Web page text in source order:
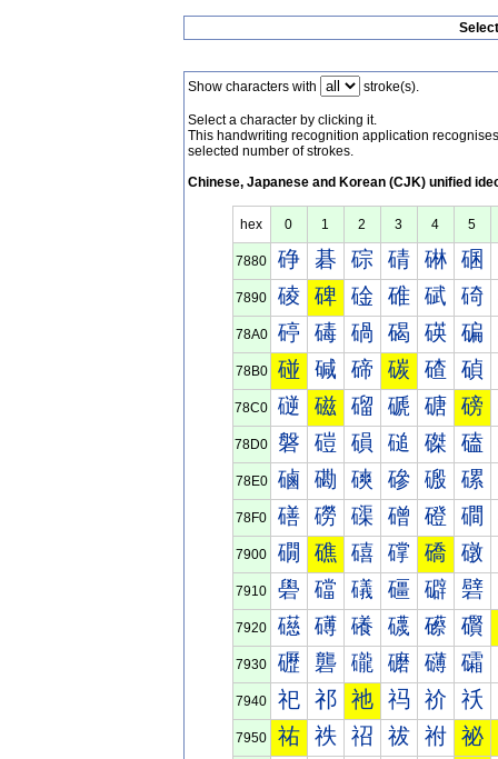
Show characters with stroke(s).
Select a character by clicking it.
This handwriting recognition application
selected number of strokes.
Chinese, Japanese and Korean (CJK) unified
hex 0 1 2 3 4 5
7880 碀 碁 碂 碃 碄 碅
7890 碐 碑 碒 碓 碔 碕
78A0 碠 碡 碢 碣 碤 碥
78B0 碰 碱 碲 碳 碴 碵
78C0 磀 磁 磂 磃 磄 磅
78D0 磐 磑 磒 磓 磔 磕
78E0 磠 磡 磢 磣 磤 磥
78F0 磰 磱 磲 磳 磴 磵
7900 礀 礁 礂 礃 礄 礅
7910 礐 礑 礒 礓 礔 礕
7920 礠 礡 礢 礣 礤 礥
7930 礰 礱 礲 礳 礴 礵
7940 祀 祁 祂 祃 祄 祅
7950 祐 祑 祒 祓 祔 祕